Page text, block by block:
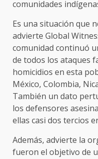
comunidades
Es una situación que
advierte Global
comunidad continuó
de todos los ataques
homicidios en esta
México, Colombia,
También un dato
los defensores
ellas casi dos tercios
Además, advierte la
fueron el objetivo de